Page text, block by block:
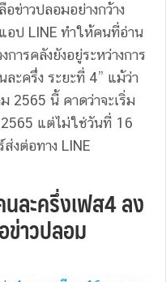
ข่าวปลอมอย่างกว้าง
แอป LINE ทำให้คนที่อ่าน
ารคลังยังอยู่ระหว่างการ
ะครึ่ง ระยะที่ 4” แม้ว่า
2565 นี้ คาดว่าจะเริ่ม
แต่ไม่ใช่วันที่ 16
งต่อทาง LINE
ละครึ่งเฟส4 ลง
ข่าวปลอม